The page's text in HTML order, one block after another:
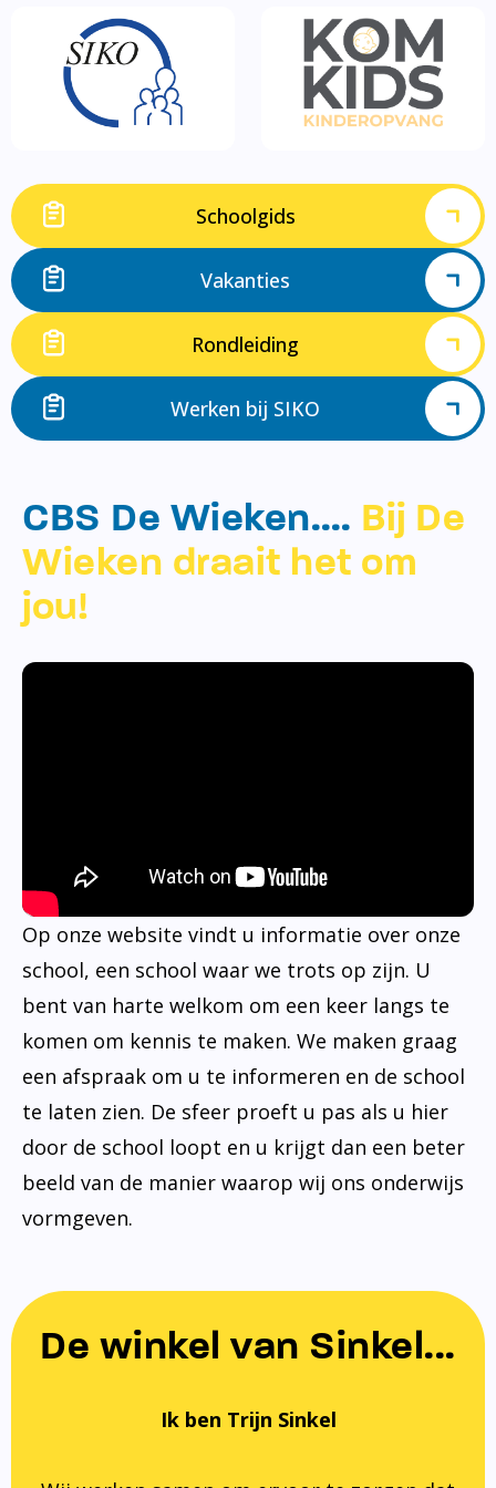
Schoolgids
Vakanties
Rondleiding
Werken bij SIKO
CBS De Wieken…. Bij De
Wieken draait het om
jou!
Op onze website vindt u informatie over onze
school, een school waar we trots op zijn. U
bent van harte welkom om een keer langs te
komen om kennis te maken. We maken graag
een afspraak om u te informeren en de school
te laten zien. De sfeer proeft u pas als u hier
door de school loopt en u krijgt dan een beter
beeld van de manier waarop wij ons onderwijs
vormgeven.
De winkel van Sinkel...
Ik ben Trijn Sinkel